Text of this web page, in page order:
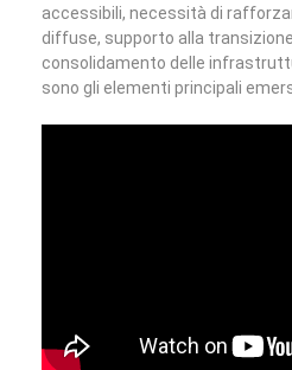
accessibili, necessità di
diffuse, supporto alla
consolidamento delle
sono gli elementi principali